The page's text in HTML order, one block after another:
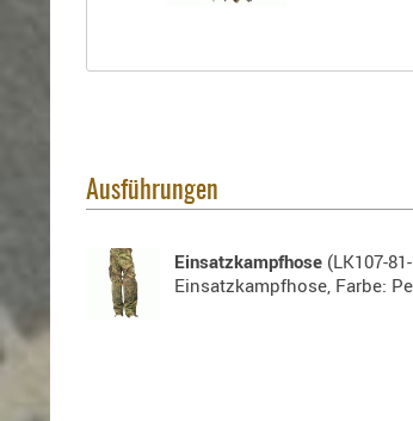
Ausführungen
Einsatzkampfhose (LK107-
Einsatzkampfhose, Farbe: